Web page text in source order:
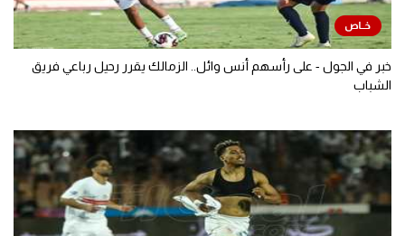
خبر في الجول - على رأسهم أنس وائل.. الزمالك يقرر رحيل رباعي فريق
الشباب